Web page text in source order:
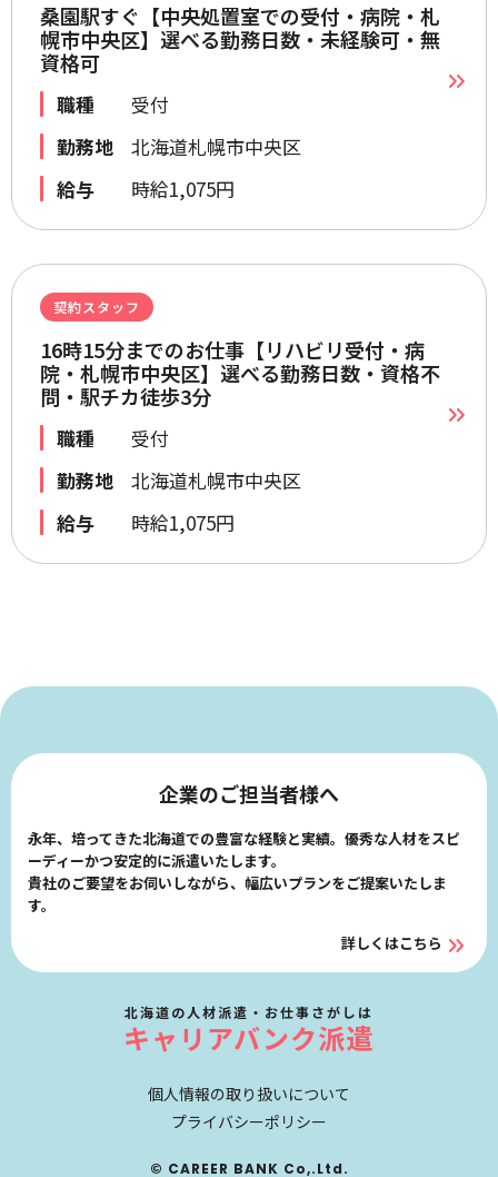
桑園駅すぐ【中央処置室での受付・病院・札
幌市中央区】選べる勤務日数・未経験可・無
資格可
職種
受付
勤務地
北海道札幌市中央区
給与
時給1,075円
契約スタッフ
16時15分までのお仕事【リハビリ受付・病
院・札幌市中央区】選べる勤務日数・資格不
問・駅チカ徒歩3分
職種
受付
勤務地
北海道札幌市中央区
給与
時給1,075円
企業のご担当者様へ
永年、培ってきた北海道での豊富な経験と実績。優秀な人材をスピ
ーディーかつ安定的に派遣いたします。
貴社のご要望をお伺いしながら、幅広いプランをご提案いたしま
す。
詳しくはこちら
北海道の人材派遣・お仕事さがしは
キャリアバンク派遣
個人情報の取り扱いについて
プライバシーポリシー
© CAREER BANK Co,.Ltd.